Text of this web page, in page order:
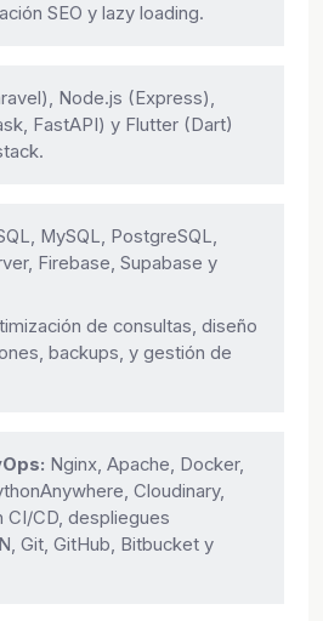
SEO y lazy loading.
Node.js (Express),
FastAPI) y Flutter (Dart)
MySQL, PostgreSQL,
Firebase, Supabase y
de consultas, diseño
backups, y gestión de
Nginx, Apache, Docker,
Cloudinary,
CI/CD, despliegues
Git, GitHub, Bitbucket y